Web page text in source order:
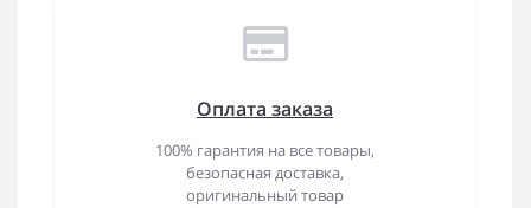
Оплата заказа
100% гарантия на все товары,
безопасная доставка,
оригинальный товар